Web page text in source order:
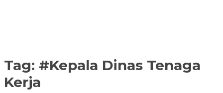
Tag: #Kepala Dinas Tenaga
Kerja